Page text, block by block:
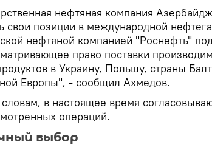
нефтяная компания
свои позиции в международной
нефтяной компанией "Роснефть"
право поставки
в Украину, Польшу, страны
Европы", - сообщил Ахмедов.
в настоящее время
операций.
выбор